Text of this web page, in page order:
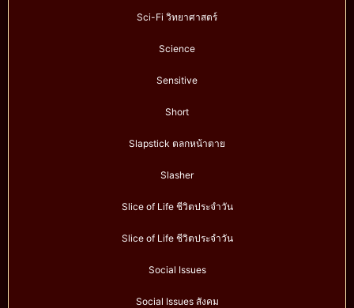
Sci-Fi วิทยาศาสตร์
Science
Sensitive
Short
Slapstick ตลกหน้าตาย
Slasher
Slice of Life ชีวิตประจำวัน
Slice of Life ชีวิตประจำวัน
Social Issues
Social Issues สังคม